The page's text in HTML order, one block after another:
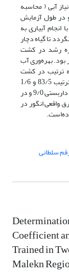
آبی ( محاسبه
در طول آزمایش
آبیاری به
تا گیاه دچار
رشد در کشت
و در کشت خزنده 394 میلی‌متر بود. بهره‌وری آب
ترتیب در کشت
داربستی 83/5 و... کیلوگرم و در کشت خزنده به ترتیب 83/5 و 1/6
کیلوگرم بود. حداکثر ضریب گیاهی () انگور در کشت داربستی 9/0 و در
تعرق واقعی انگور در
سلطانی
Coefficient
Trained in
Malekn